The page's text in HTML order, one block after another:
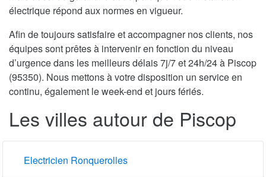
électrique répond aux normes en vigueur.
Afin de toujours satisfaire et accompagner nos clients, nos
équipes sont prêtes à intervenir en fonction du niveau
d’urgence dans les meilleurs délais 7j/7 et 24h/24 à Piscop
(95350). Nous mettons à votre disposition un service en
continu, également le week-end et jours fériés.
Les villes autour de Piscop
Electricien Ronquerolles